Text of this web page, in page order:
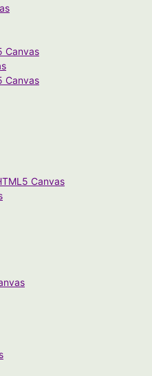
Canvas
Canvas
Canvas